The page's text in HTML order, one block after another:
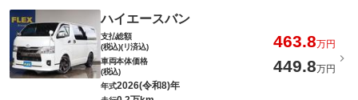
ハイエースバン
支払総額
(税込)(リ済込)
463.8万円
車両本体価格
(税込)
449.8万円
年式2026(令和8)年